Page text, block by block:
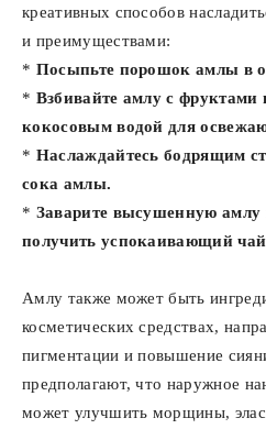
креативных способов
и преимуществами:
* Посыпьте порошок амлы в
* Взбивайте амлу с фруктами
кокосовым водой для
* Наслаждайтесь бодрящим
сока амлы.
* Заварите высушенную амлу
получить успокаивающий
Амлу также может быть
косметических средствах,
пигментации и повышение
предполагают, что наружное
может улучшить морщины,